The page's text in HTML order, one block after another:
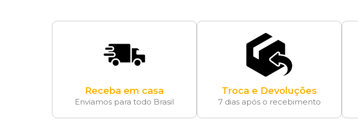
Receba em casa
Enviamos para todo Brasil
Troca e Devoluções
7 dias após o recebimento